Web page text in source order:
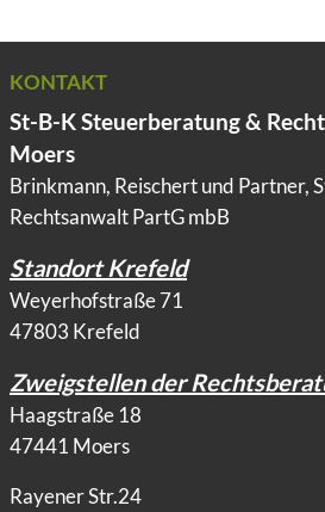
KONTAKT
St-B-K Steuerberatung &
Moers
Brinkmann, Reischert und Partner,
Rechtsanwalt PartG mbB
Standort Krefeld
Weyerhofstraße 71
47803 Krefeld
Zweigstellen der
Haagstraße 18
47441 Moers
Rayener Str.24